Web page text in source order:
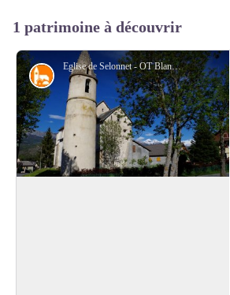
1 patrimoine à découvrir
Eglise de Selonnet - OT Blanche Serre Ponçon
Petit patrimoine